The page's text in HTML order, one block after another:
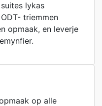
lykas
triemmen
opmaak, en leverje
op alle